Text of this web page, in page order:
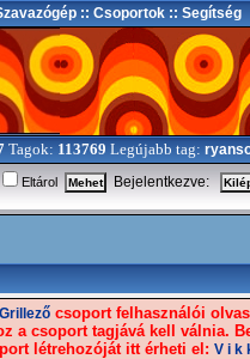
:: Csoportok :: Segítség
Tagok: 113769 Legújabb tag:
Eltárol
Bejelentkezve:
Grillező csoport felhasználói
a csoport tagjává kell válnia.
létrehozóját itt érheti el: V i k